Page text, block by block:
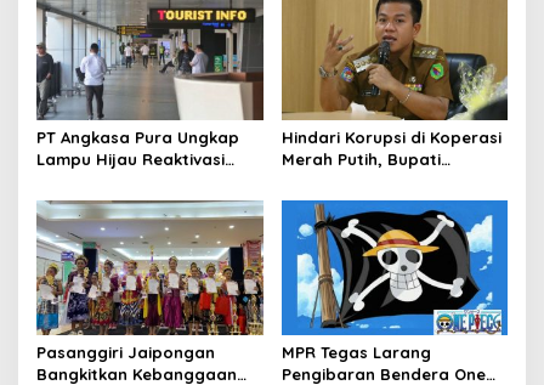
PT Angkasa Pura Ungkap
Lampu Hijau Reaktivasi
Sastranegara
Hindari Korupsi di Koperasi
Merah Putih, Bupati
Operasionalnya
Pasanggiri Jaipongan
Bangkitkan Kebanggaan
MPR Tegas Larang
Pengibaran Bendera One